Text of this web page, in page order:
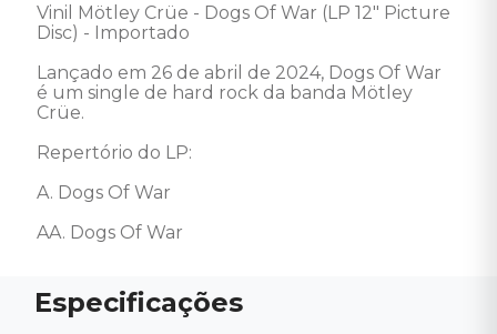
Vinil Mötley Crüe - Dogs Of War (LP 12" Picture
Disc) - Importado
Lançado em 26 de abril de 2024, Dogs Of War
é um single de hard rock da banda Mötley
Crüe.
Repertório do LP:
A. Dogs Of War
AA. Dogs Of War